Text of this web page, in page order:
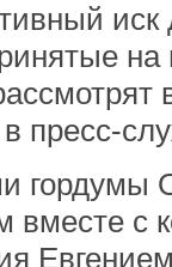
иск
на
пресс-
с